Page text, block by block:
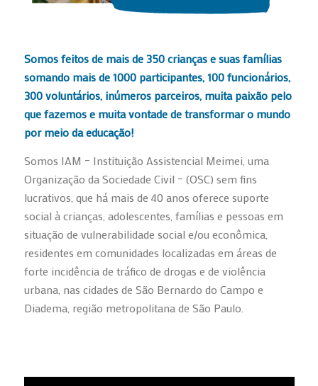
Somos feitos de mais de 350 crianças e suas famílias
somando mais de 1000 participantes, 100 funcionários,
300 voluntários, inúmeros parceiros, muita paixão pelo
que fazemos e muita vontade de transformar o mundo
por meio da educação!
Somos IAM – Instituição Assistencial Meimei, uma
Organização da Sociedade Civil – (OSC) sem fins
lucrativos, que há mais de 40 anos oferece suporte
social à crianças, adolescentes, famílias e pessoas em
situação de vulnerabilidade social e/ou econômica,
residentes em comunidades localizadas em áreas de
forte incidência de tráfico de drogas e de violência
urbana, nas cidades de São Bernardo do Campo e
Diadema, região metropolitana de São Paulo.